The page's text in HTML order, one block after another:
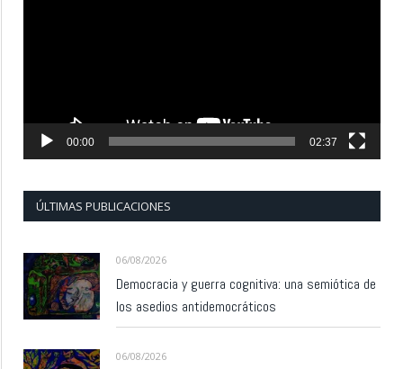
00:00 02:37
ÚLTIMAS PUBLICACIONES
06/08/2026
Democracia y guerra cognitiva: una semiótica de
los asedios antidemocráticos
06/08/2026